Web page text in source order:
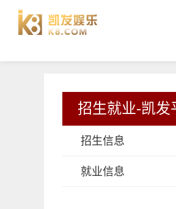
招生就业-凯发
招生信息
就业信息